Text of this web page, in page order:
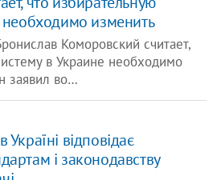
необходимо изменить
Коморовский считает,
в Украине необходимо
заявил во…
відповідає
і законодавству